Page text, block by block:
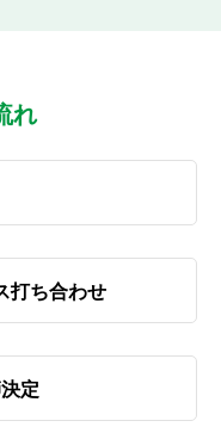
れ
打ち合わせ
定